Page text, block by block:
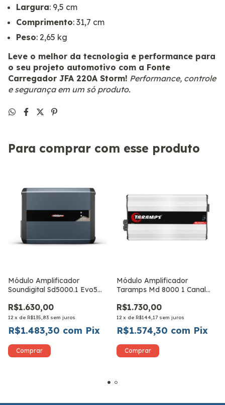
Largura: 9,5 cm
Comprimento: 31,7 cm
Peso: 2,65 kg
Leve o melhor da tecnologia e performance para
o seu projeto automotivo com a Fonte
Carregador JFA 220A Storm! Performance, controle
e segurança em um só produto.
Para comprar com esse produto
Módulo Amplificador
Soundigital Sd5000.1 Evo5
R$1.630,00
12 x de R$135,83 sem juros
R$1.483,30 com Pix
Módulo Amplificador
Taramps Md 8000 1 Canal
R$1.730,00
12 x de R$144,17 sem juros
R$1.574,30 com Pix